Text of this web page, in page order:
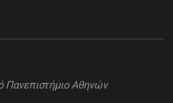
Πανεπιστήμιο Αθηνών